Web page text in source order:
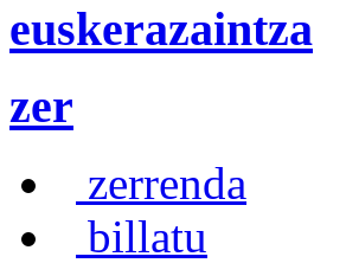
euskerazaintza
zer
zerrenda
billatu